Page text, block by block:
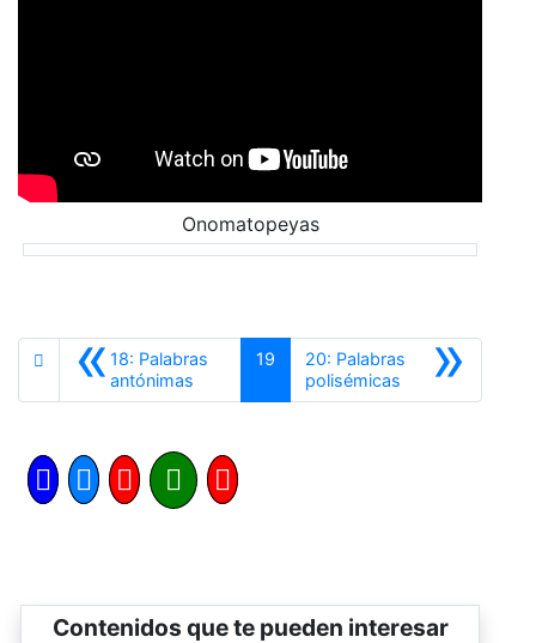
Onomatopeyas
«18: Palabras
antónimas
19 »
20: Palabras
polisémicasSiguiente
Contenidos que te pueden interesar